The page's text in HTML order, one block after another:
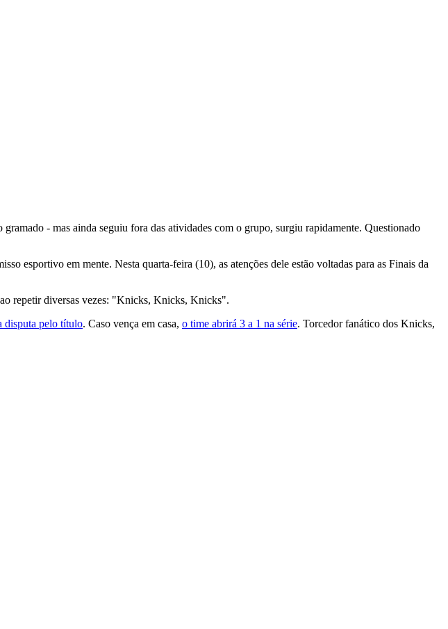
- mas ainda seguiu fora das atividades com o grupo, surgiu rapidamente. Questionado
esportivo em mente. Nesta quarta-feira (10), as atenções dele estão voltadas para as Finais da
ao repetir diversas vezes: "Knicks, Knicks, Knicks".
disputa pelo título. Caso vença em casa, o time abrirá 3 a 1 na série. Torcedor fanático dos Knicks,